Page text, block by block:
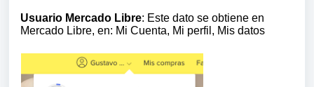
Usuario Mercado Libre: Este dato se obtiene en
Mercado Libre, en: Mi Cuenta, Mi perfil, Mis datos